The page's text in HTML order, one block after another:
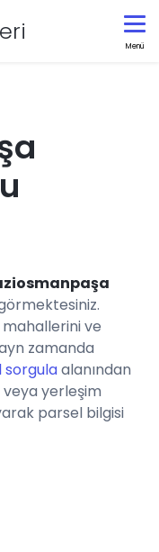
Menü
mahallerini ve
zamanda
sorgulaalanından
yerleşim
parsel bilgisi